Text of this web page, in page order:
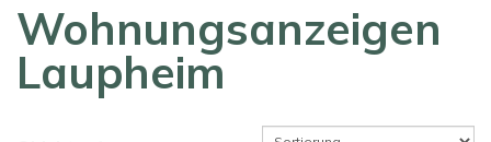
Wohnungsanzeigen
Laupheim